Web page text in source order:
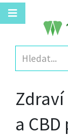
Zdraví
a